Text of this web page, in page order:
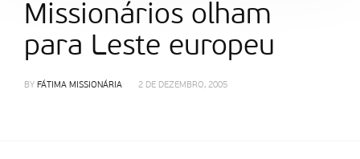
Missionários olham
para Leste europeu
BY FÁTIMA MISSIONÁRIA 2 DE DEZEMBRO, 2005